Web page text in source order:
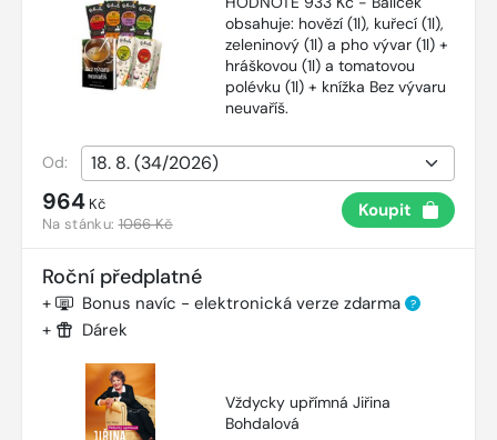
obsahuje: hovězí (1l), kuřecí (1l),
zeleninový (1l) a pho vývar (1l) +
hráškovou (1l) a tomatovou
polévku (1l) + knížka Bez vývaru
neuvaříš.
Od:
964 Kč
Na stánku:1066 Kč
Koupit
Roční předplatné
+ Bonus navíc - elektronická verze zdarma ?
+ Dárek
Vždycky upřímná Jiřina
Bohdalová